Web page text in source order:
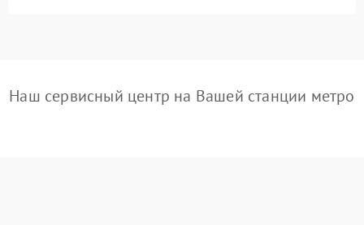
Наш сервисный центр на Вашей станции метро